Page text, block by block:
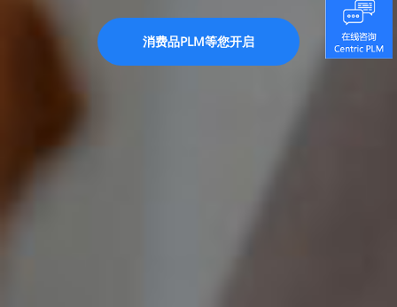
消费品PLM等您开启